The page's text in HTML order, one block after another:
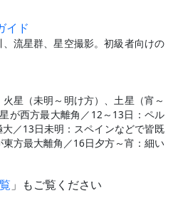
イド
流星群、星空撮影。初級者向けの
星（未明～明け方）、土星（宵～
が西方最大離角／12～13日：ペル
／13日未明：スペインなどで皆既
東方最大離角／16日夕方～宵：細い
」もご覧ください